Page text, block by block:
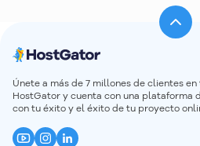
Únete a más de 7 millones de clientes
HostGator y cuenta con una plataforma
con tu éxito y el éxito de tu proyecto